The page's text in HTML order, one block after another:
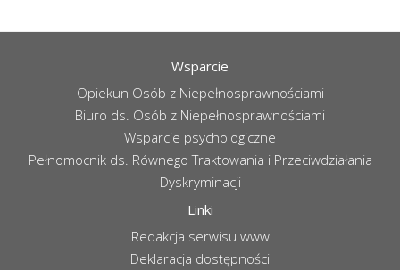
Wsparcie
Opiekun Osób z Niepełnosprawnościami
Biuro ds. Osób z Niepełnosprawnościami
Wsparcie psychologiczne
Pełnomocnik ds. Równego Traktowania i Przeciwdziałania
Dyskryminacji
Linki
Redakcja serwisu www
Deklaracja dostępności